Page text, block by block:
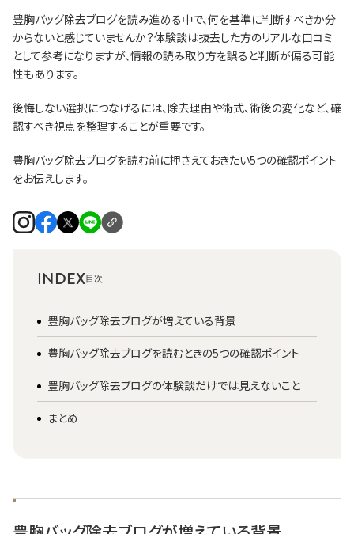
豊胸バッグ除去ブログを読み進める中で、何を基準に判断すべきか分
からないと感じていませんか？体験談は抜去した方のリアルな口コミ
として参考になりますが、情報の読み取り方を誤ると判断が偏る可能
性もあります。
後悔しない選択につなげるには、除去理由や術式、術後の変化など、確
認すべき視点を整理することが重要です。
豊胸バッグ除去ブログを読む前に押さえておきたい5つの確認ポイント
をお伝えします。
INDEX
豊胸バッグ除去ブログが増えている背景
豊胸バッグ除去ブログを読むときの5つの確認ポイント
豊胸バッグ除去ブログの体験談だけでは見えないこと
まとめ